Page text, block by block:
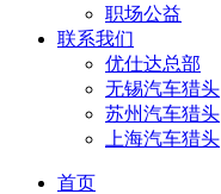
职场公益
联系我们
优仕达总部
无锡汽车猎头
苏州汽车猎头
上海汽车猎头
首页